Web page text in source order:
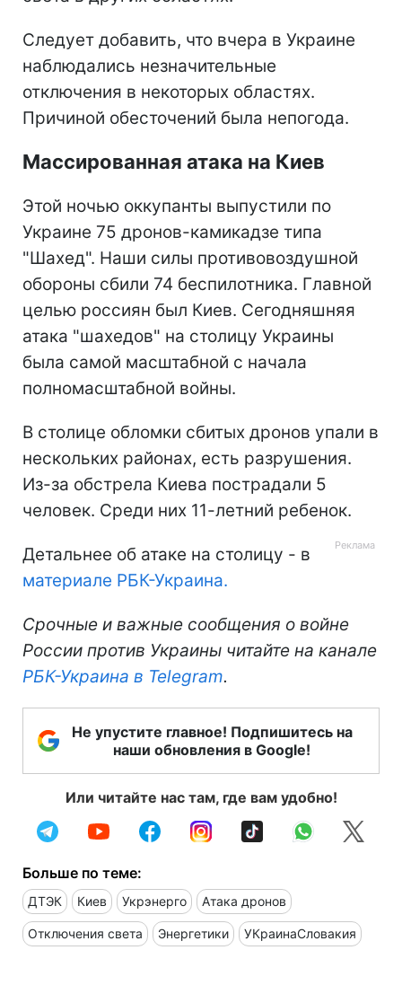
Следует добавить, что вчера в Украине
наблюдались незначительные
отключения в некоторых областях.
Причиной обесточений была непогода.
Массированная атака на Киев
Этой ночью оккупанты выпустили по
Украине 75 дронов-камикадзе типа
"Шахед". Наши силы противовоздушной
обороны сбили 74 беспилотника. Главной
целью россиян был Киев. Сегодняшняя
атака "шахедов" на столицу Украины
была самой масштабной с начала
полномасштабной войны.
В столице обломки сбитых дронов упали в
нескольких районах, есть разрушения.
Из-за обстрела Киева пострадали 5
человек. Среди них 11-летний ребенок.
Детальнее об атаке на столицу - в
материале РБК-Украина.
Срочные и важные сообщения о войне
России против Украины читайте на канале
РБК-Украина в Telegram.
Не упустите главное! Подпишитесь на
наши обновления в Google!
Или читайте нас там, где вам удобно!
Больше по теме:
ДТЭК Киев Укрэнерго Атака дронов
Отключения света Энергетики УКраинаСловакия